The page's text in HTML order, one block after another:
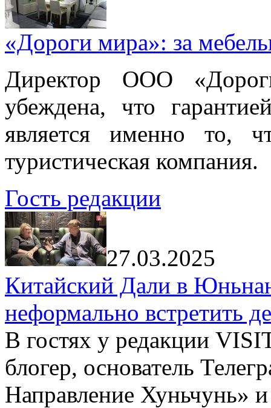
«Дороги мира»: за
Директор ООО
убеждена, что
является именно то,
туристическая компания.
Гость редакции
27.03.2025
Китайский Дали в
неформально встретить
В гостях у редакции
блогер, основатель
Направление Хуньчунь»